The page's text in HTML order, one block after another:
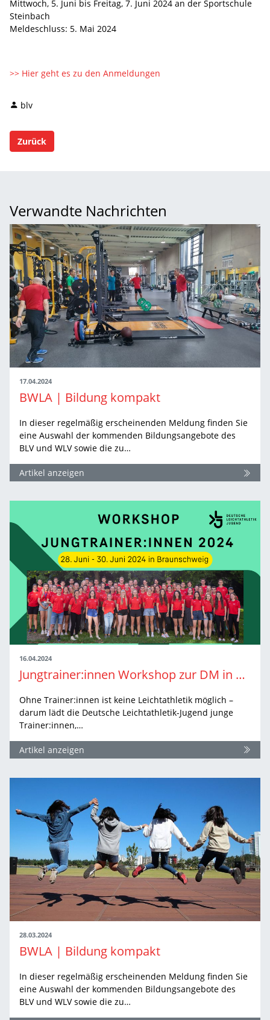
Mittwoch, 5. Juni bis Freitag, 7. Juni 2024 an der Sportschule
Steinbach
Meldeschluss: 5. Mai 2024
>> Hier geht es zu den Anmeldungen
blv
Zurück
Verwandte Nachrichten
17.04.2024
BWLA | Bildung kompakt
In dieser regelmäßig erscheinenden Meldung finden Sie
eine Auswahl der kommenden Bildungsangebote des
BLV und WLV sowie die zu…
Artikel anzeigen
16.04.2024
Jungtrainer:innen Workshop zur DM in Braunschweig
Ohne Trainer:innen ist keine Leichtathletik möglich –
darum lädt die Deutsche Leichtathletik-Jugend junge
Trainer:innen,…
Artikel anzeigen
28.03.2024
BWLA | Bildung kompakt
In dieser regelmäßig erscheinenden Meldung finden Sie
eine Auswahl der kommenden Bildungsangebote des
BLV und WLV sowie die zu…